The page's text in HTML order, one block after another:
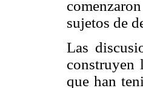
sujetos de
Las
construyen
que han